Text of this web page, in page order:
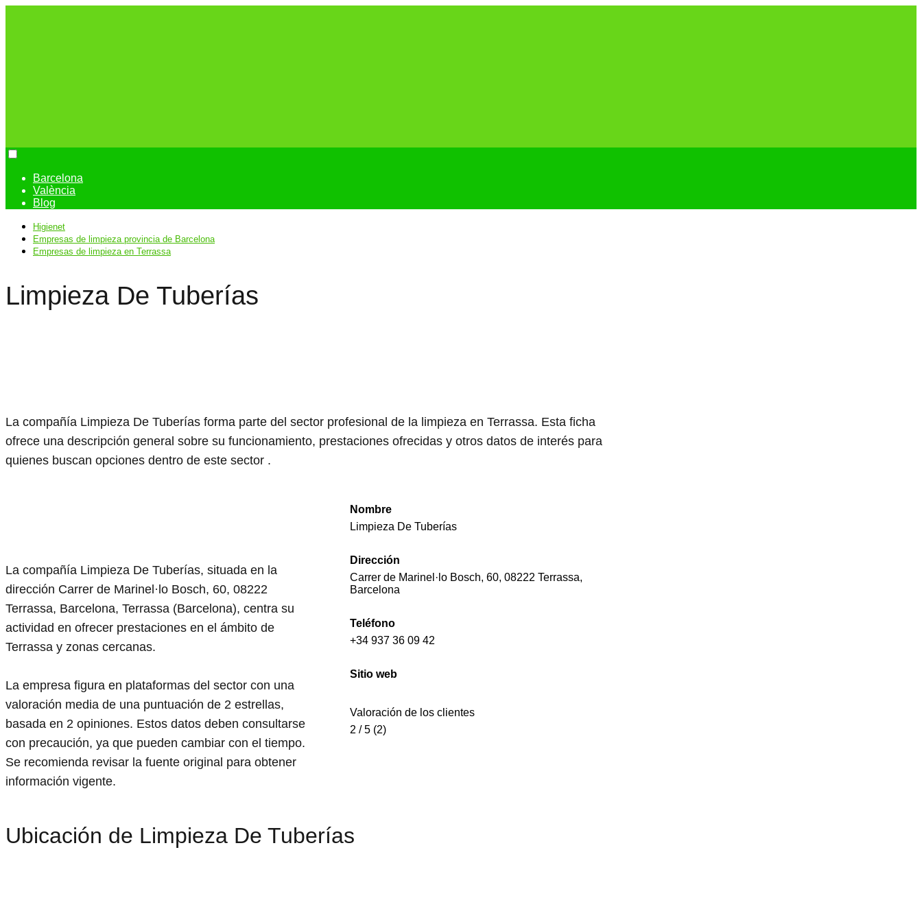
Barcelona
València
Blog
Higienet
Empresas de limpieza provincia de Barcelona
Empresas de limpieza en Terrassa
Limpieza De Tuberías
La compañía Limpieza De Tuberías forma parte del sector profesional de la limpieza en Terrassa. Esta ficha
ofrece una descripción general sobre su funcionamiento, prestaciones ofrecidas y otros datos de interés para
quienes buscan opciones dentro de este sector .
La compañía Limpieza De Tuberías, situada en la
dirección Carrer de Marinel·lo Bosch, 60, 08222
Terrassa, Barcelona, Terrassa (Barcelona), centra su
actividad en ofrecer prestaciones en el ámbito de
Terrassa y zonas cercanas.
La empresa figura en plataformas del sector con una
valoración media de una puntuación de 2 estrellas,
basada en 2 opiniones. Estos datos deben consultarse
con precaución, ya que pueden cambiar con el tiempo.
Se recomienda revisar la fuente original para obtener
información vigente.
Nombre
Limpieza De Tuberías
Dirección
Carrer de Marinel·lo Bosch, 60, 08222 Terrassa,
Barcelona
Teléfono
+34 937 36 09 42
Sitio web
Valoración de los clientes
2 / 5 (2)
Ubicación de Limpieza De Tuberías